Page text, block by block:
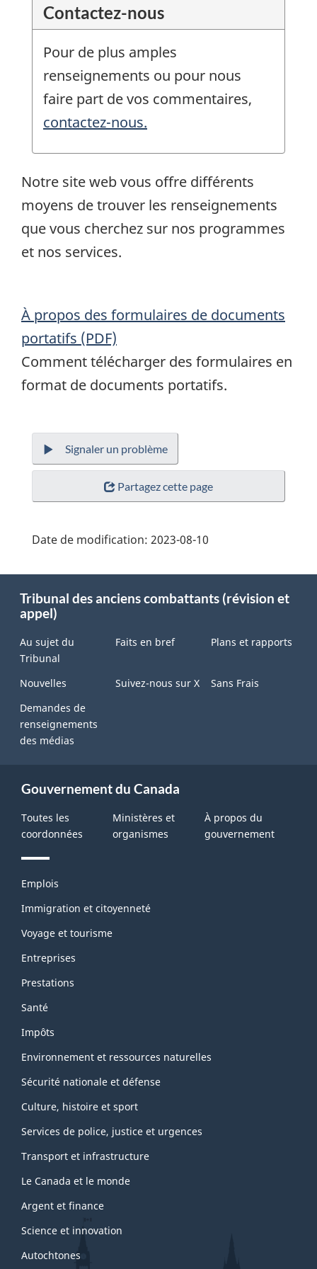
Contactez-nous
Pour de plus amples
renseignements ou pour nous
faire part de vos commentaires,
contactez-nous.
Notre site web vous offre différents
moyens de trouver les renseignements
que vous cherchez sur nos programmes
et nos services.
À propos des formulaires de documents
portatifs (PDF)
Comment télécharger des formulaires en
format de documents portatifs.
Signaler un problème
Partagez cette page
Date de modification: 2023-08-10
this
site
Tribunal des anciens combattants (révision et
appel)
Au sujet du
Tribunal
Faits en bref Plans et rapports
Nouvelles Suivez-nous sur X
Sans Frais
Demandes de
renseignements
des médias
Gouvernement du Canada
Toutes les
coordonnées
Ministères et
organismes
À propos du
gouvernement
Thèmes
sujets
Emplois
Immigration et citoyenneté
Voyage et tourisme
Entreprises
Prestations
Santé
Impôts
Environnement et ressources naturelles
Sécurité nationale et défense
Culture, histoire et sport
Services de police, justice et urgences
Transport et infrastructure
Le Canada et le monde
Argent et finance
Science et innovation
Autochtones